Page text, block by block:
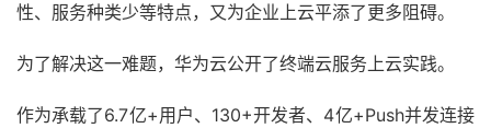
性、服务种类少等特点，又为企业上云平添了更多阻碍。
为了解决这一难题，华为云公开了终端云服务上云实践。
作为承载了6.7亿+用户、130+开发者、4亿+Push并发连接